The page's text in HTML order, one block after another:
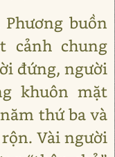
buồn
cảnh chung
đứng, người
khuôn mặt
thứ ba và
Vài người